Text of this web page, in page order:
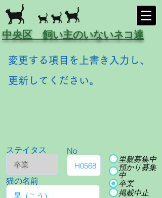
中央区 飼い主のいないネコ達
変更する項目を上書き入力し、
更新してください。
ステイタス No
猫の名前
里親募集中
預かり募集
中
卒業
掲載中止